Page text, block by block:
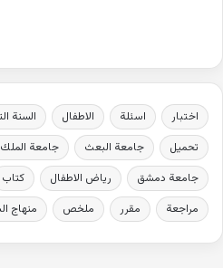
اختبار اسئلة الاطفال السنة
تحميل
جامعة البعث جامعة الملك
جامعة دمشق
رياض الاطفال كتاب
مراجعة
مقرر ملخص منهاج